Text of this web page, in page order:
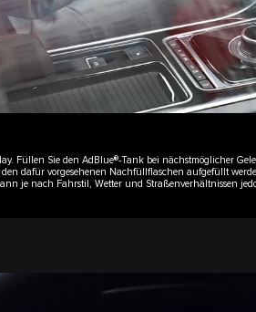
Füllen Sie den AdBlue®-Tank bei nächstmöglicher
dafür vorgesehenen Nachfüllflaschen aufgefüllt
je nach Fahrstil, Wetter und Straßenverhältnissen